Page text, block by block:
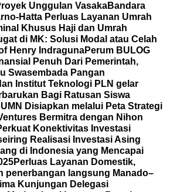
Unggulan VasakaBandara
Hatta Perluas Layanan Umrah
Khusus Haji dan Umrah
di MK: Solusi Modal atau Celah
Henry IndragunaPerum BULOG
Penuh Dari Pemerintah,
Swasembada Pangan
Institut Teknologi PLN gelar
Bagi Ratusan Siswa
Disiapkan melalui Peta Strategi
Bermitra dengan Nihon
Konektivitas Investasi
Realisasi Investasi Asing
di Indonesia yang Mencapai
Perluas Layanan Domestik,
penerbangan langsung Manado–
Kunjungan Delegasi